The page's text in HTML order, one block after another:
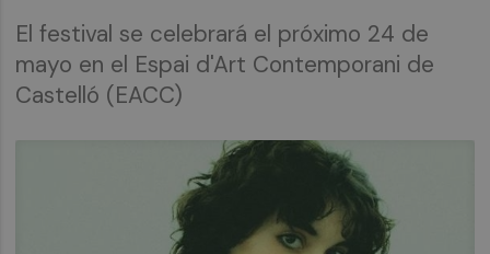
El festival se celebrará el próximo 24 de
mayo en el Espai d'Art Contemporani de
Castelló (EACC)